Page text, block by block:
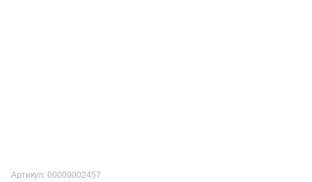
Артикул: 00000002457